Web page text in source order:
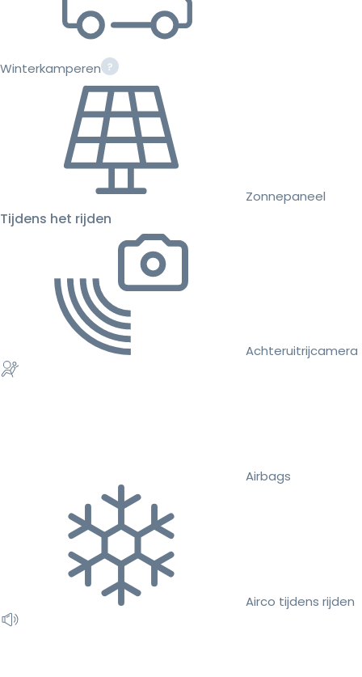
Winterkamperen
Zonnepaneel
Tijdens het rijden
Achteruitrijcamera
Airbags
Airco tijdens rijden